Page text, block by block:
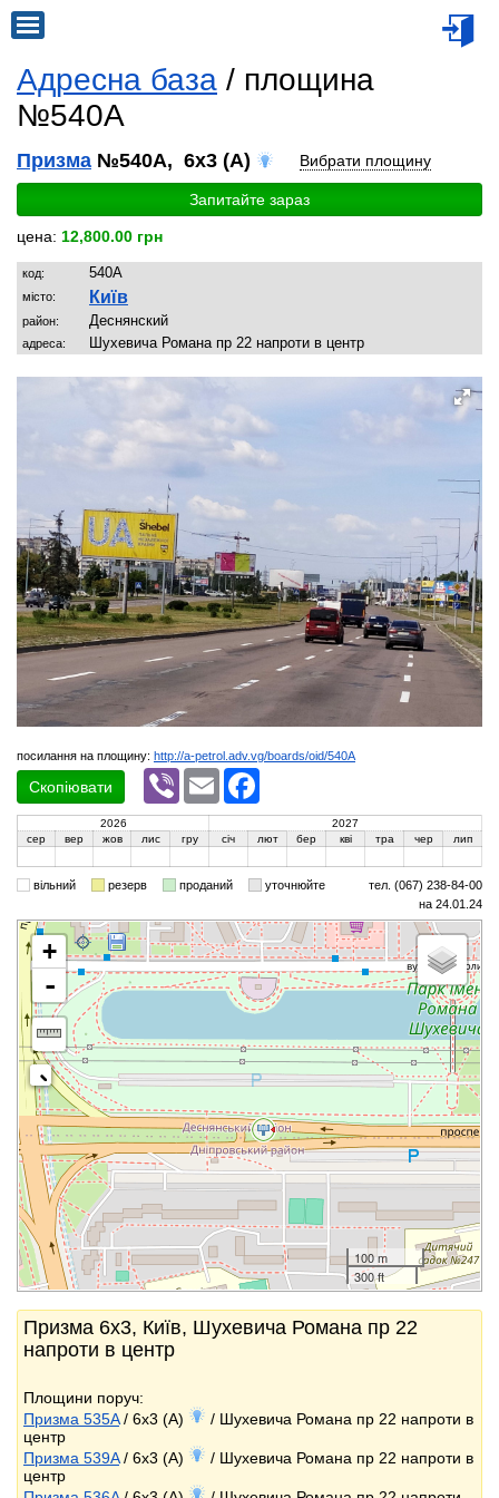
Адресна база / площина
№540A
Призма №540A, 6x3 (A) Вибрати площину
Запитайте зараз
цена: 12,800.00 грн
код: 540A
місто: Київ
район: Деснянский
адреса: Шухевича Романа пр 22 напроти в центр
посилання на площину: http://a-petrol.adv.vg/boards/oid/540A
Скопіювати
Viber Email
2026
2027
сер
вер жов лис гру січ лют бер кві тра чер лип
вільний резерв проданий уточнюйте
тел. (067) 238-84-00
на 24.01.24
+
-
100 m
300 ft
Призма 6x3, Київ, Шухевича Романа пр 22
напроти в центр
Площини поруч:
Призма 535A/ 6x3 (A)
/ Шухевича Романа пр 22 напроти в
центр
Призма 539A/ 6x3 (A)
/ Шухевича Романа пр 22 напроти в
центр